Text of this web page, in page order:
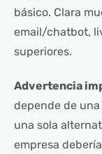
básico. Clara
email/chatbot,
superiores.
Advertencia
depende de
una sola
empresa